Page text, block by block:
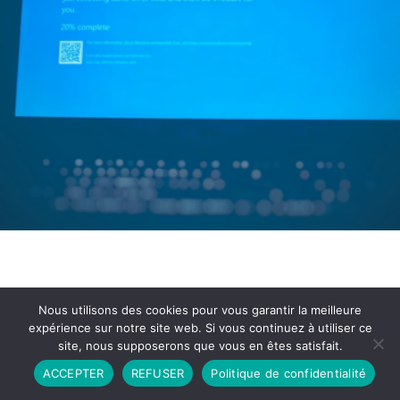
Partenariat Contact
Politique de Confidentialité
CGU
Copyright © 2026 - Propulsé par DIEUDUDIABLE
Nous utilisons des cookies pour vous garantir la meilleure
expérience sur notre site web. Si vous continuez à utiliser ce
site, nous supposerons que vous en êtes satisfait.
ACCEPTER
REFUSER Politique de confidentialité